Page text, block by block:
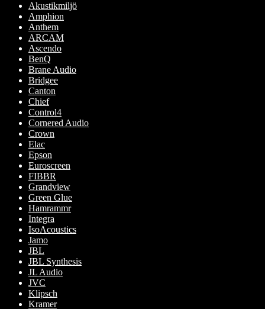
Akustikmiljö
Amphion
Anthem
ARCAM
Ascendo
BenQ
Brane Audio
Bridgee
Canton
Chief
Control4
Cornered Audio
Crown
Elac
Epson
Euroscreen
FIBBR
Grandview
Green Glue
Hamrammr
Integra
IsoAcoustics
Jamo
JBL
JBL Synthesis
JL Audio
JVC
Klipsch
Kramer